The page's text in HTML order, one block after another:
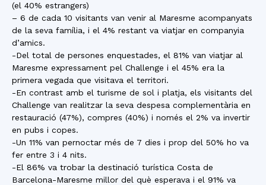
(el 40% estrangers)
– 6 de cada 10 visitants van venir al Maresme acompanyats
de la seva família, i el 4% restant va viatjar en companyia
d’amics.
-Del total de persones enquestades, el 81% van viatjar al
Maresme expressament pel Challenge i el 45% era la
primera vegada que visitava el territori.
-En contrast amb el turisme de sol i platja, els visitants del
Challenge van realitzar la seva despesa complementària en
restauració (47%), compres (40%) i només el 2% va invertir
en pubs i copes.
-Un 11% van pernoctar més de 7 dies i prop del 50% ho va
fer entre 3 i 4 nits.
-El 86% va trobar la destinació turística Costa de
Barcelona-Maresme millor del què esperava i el 91% va